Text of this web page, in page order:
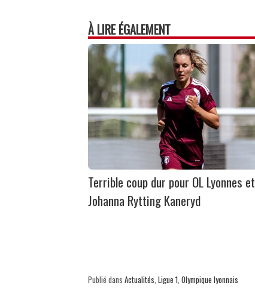
À LIRE ÉGALEMENT
Terrible coup dur pour OL Lyonnes et
Johanna Rytting Kaneryd
Publié dans Actualités, Ligue 1, Olympique lyonnais